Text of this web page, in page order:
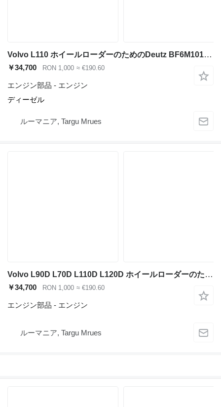
Volvo L110 ホイールローダーのためのDeutz BF6M1013C エンジン
￥34,700 RON 1,000 ≈ €190.60
エンジン部品 - エンジン
ディーゼル
ルーマニア, Targu Mrues
Volvo L90D L70D L110D L120D ホイールローダーのためのVolvo TD63KBE エンジン
￥34,700 RON 1,000 ≈ €190.60
エンジン部品 - エンジン
ルーマニア, Targu Mrues